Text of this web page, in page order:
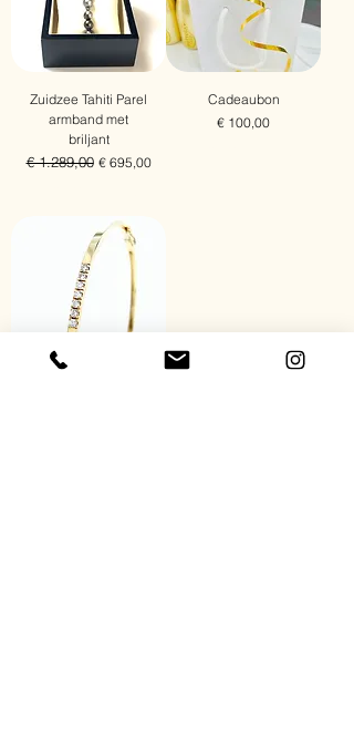
Zuidzee Tahiti Parel
armband met
briljant
Normale prijs
€ 1.289,00 Verkoopprijs
€ 695,00
Cadeaubon
Prijs
€ 100,00